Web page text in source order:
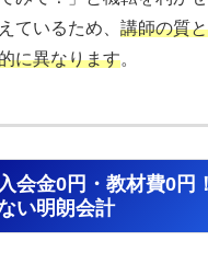
ているため、 講師の質
に異なります。
会金0円・教材費0円
い明朗会計